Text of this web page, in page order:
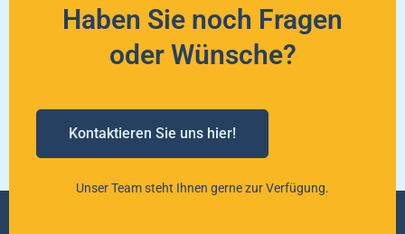
Haben Sie noch Fragen
oder Wünsche?
Kontaktieren Sie uns hier!
Unser Team steht Ihnen gerne zur Verfügung.